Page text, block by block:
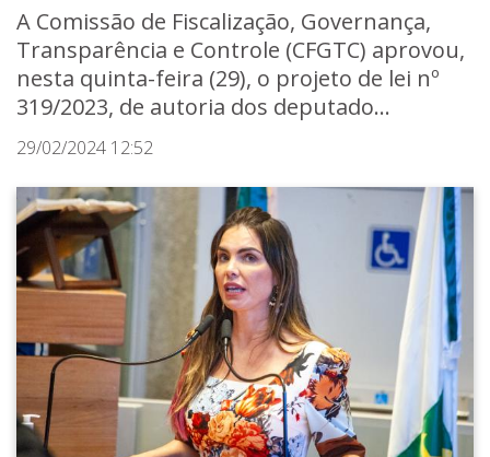
A Comissão de Fiscalização, Governança,
Transparência e Controle (CFGTC) aprovou,
nesta quinta-feira (29), o projeto de lei nº
319/2023, de autoria dos deputado...
29/02/2024 12:52